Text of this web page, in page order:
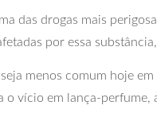
das drogas mais
por essa
menos comum hoje
o vício em lança-perfume,